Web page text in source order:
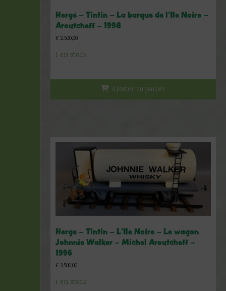
Hergé – Tintin – La barque de l’Ile Noire –
Aroutcheff – 1998
€ 2.500,00
1 en stock
Ajouter au panier
Herge – Tintin – L’Ile Noire – Le wagon
Johnnie Walker – Michel Aroutcheff –
1996
€ 3.500,00
1 en stock